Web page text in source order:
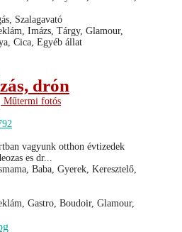
Szalagavató
Imázs, Tárgy, Glamour,
Cica, Egyéb állat
drón
Műtermi fotós
vagyunk otthon évtizedek
es dr...
Baba, Gyerek, Keresztelő,
Gastro, Boudoir, Glamour,